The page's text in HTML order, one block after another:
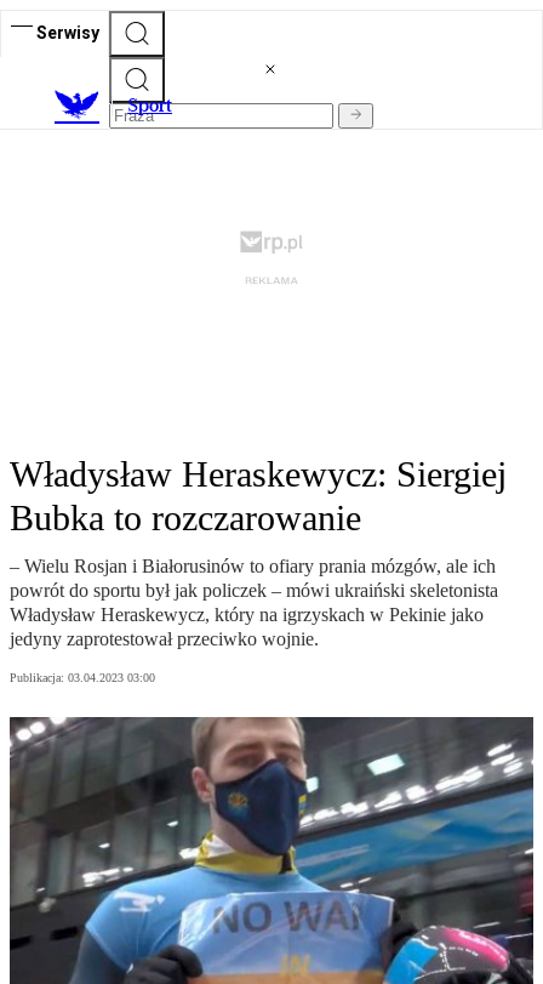
Serwisy
Sport
Władysław Heraskewycz: Siergiej
Bubka to rozczarowanie
– Wielu Rosjan i Białorusinów to ofiary prania mózgów, ale ich
powrót do sportu był jak policzek – mówi ukraiński skeletonista
Władysław Heraskewycz, który na igrzyskach w Pekinie jako
jedyny zaprotestował przeciwko wojnie.
Publikacja: 03.04.2023 03:00